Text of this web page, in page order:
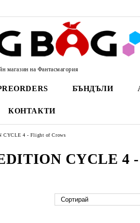
магазин на Фантасмагория
БЪНДЪЛИ
КОНТАКТИ
CYCLE 4 - Flight of Crows
CYCLE 4